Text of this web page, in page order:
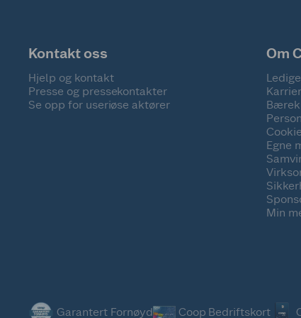
Kontakt oss
Hjelp og kontakt
Presse og pressekontakter
Se opp for useriøse aktører
Om
Egne
Min
Garantert Fornøyd Coop Bedriftskort